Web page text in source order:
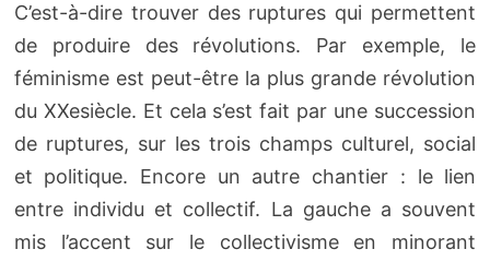
C’est-à-dire trouver des ruptures qui permettent
de produire des révolutions. Par exemple, le
féminisme est peut-être la plus grande révolution
du XXesiècle. Et cela s’est fait par une succession
de ruptures, sur les trois champs culturel, social
et politique. Encore un autre chantier : le lien
entre individu et collectif. La gauche a souvent
mis l’accent sur le collectivisme en minorant